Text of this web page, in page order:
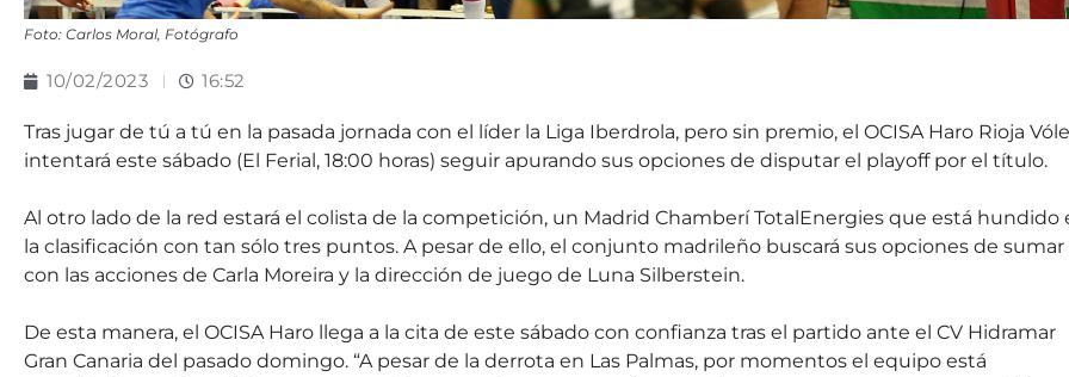
Foto: Carlos Moral, Fotógrafo
10/02/2023 16:52
Tras jugar de tú a tú en la pasada jornada con el líder la Liga Iberdrola, pero sin premio, el OCISA Haro Rioja
intentará este sábado (El Ferial, 18:00 horas) seguir apurando sus opciones de disputar el playoff por el título.
Al otro lado de la red estará el colista de la competición, un Madrid Chamberí TotalEnergies que está hundido
la clasificación con tan sólo tres puntos. A pesar de ello, el conjunto madrileño buscará sus opciones de sumar
con las acciones de Carla Moreira y la dirección de juego de Luna Silberstein.
De esta manera, el OCISA Haro llega a la cita de este sábado con confianza tras el partido ante el CV Hidramar
Gran Canaria del pasado domingo. “A pesar de la derrota en Las Palmas, por momentos el equipo está